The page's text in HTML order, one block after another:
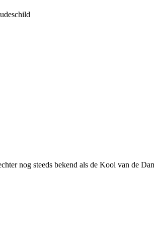
nog steeds bekend als de Kooi van de